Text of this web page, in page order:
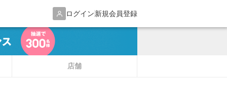
ログイン新規会員登録
店舗